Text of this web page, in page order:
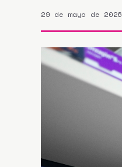
29 de mayo de 2026